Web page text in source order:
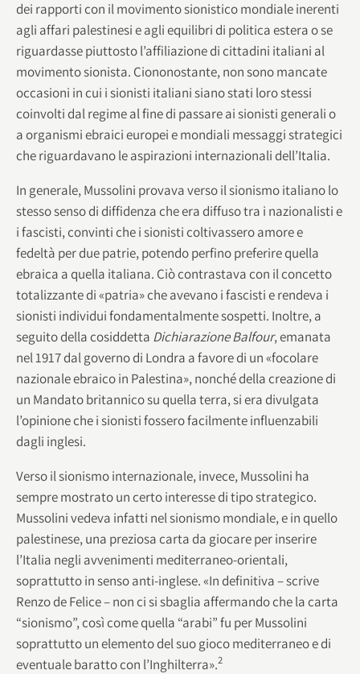
dei rapporti con il movimento sionistico mondiale inerenti
agli affari palestinesi e agli equilibri di politica estera o se
riguardasse piuttosto l’affiliazione di cittadini italiani al
movimento sionista. Ciononostante, non sono mancate
occasioni in cui i sionisti italiani siano stati loro stessi
coinvolti dal regime al fine di passare ai sionisti generali o
a organismi ebraici europei e mondiali messaggi strategici
che riguardavano le aspirazioni internazionali dell’Italia.
In generale, Mussolini provava verso il sionismo italiano lo
stesso senso di diffidenza che era diffuso tra i nazionalisti e
i fascisti, convinti che i sionisti coltivassero amore e
fedeltà per due patrie, potendo perfino preferire quella
ebraica a quella italiana. Ciò contrastava con il concetto
totalizzante di «patria» che avevano i fascisti e rendeva i
sionisti individui fondamentalmente sospetti. Inoltre, a
seguito della cosiddetta Dichiarazione Balfour, emanata
nel 1917 dal governo di Londra a favore di un «focolare
nazionale ebraico in Palestina», nonché della creazione di
un Mandato britannico su quella terra, si era divulgata
l’opinione che i sionisti fossero facilmente influenzabili
dagli inglesi.
Verso il sionismo internazionale, invece, Mussolini ha
sempre mostrato un certo interesse di tipo strategico.
Mussolini vedeva infatti nel sionismo mondiale, e in quello
palestinese, una preziosa carta da giocare per inserire
l’Italia negli avvenimenti mediterraneo-orientali,
soprattutto in senso anti-inglese. «In definitiva – scrive
Renzo de Felice – non ci si sbaglia affermando che la carta
“sionismo”, così come quella “arabi” fu per Mussolini
soprattutto un elemento del suo gioco mediterraneo e di
eventuale baratto con l’Inghilterra».2